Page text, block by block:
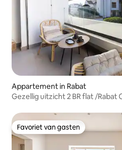
Appartement in Rabat
Gezellig uitzicht 2 BR flat /Rabat
Favoriet van gasten
Favoriet van gasten